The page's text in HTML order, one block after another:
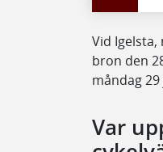
Vid
bron den
måndag
Var